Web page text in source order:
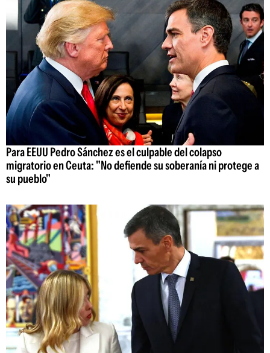
Para EEUU Pedro Sánchez es el culpable del colapso
migratorio en Ceuta: "No defiende su soberanía ni protege a
su pueblo"